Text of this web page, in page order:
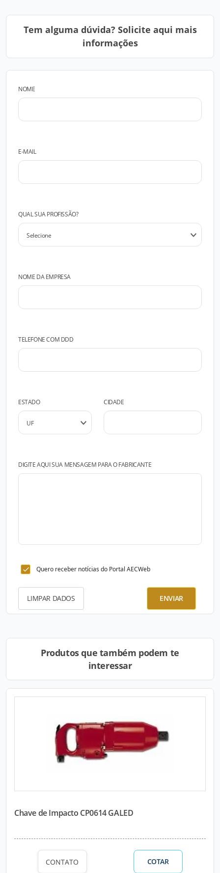
Tem alguma dúvida? Solicite aqui mais
informações
NOME
E-MAIL
QUAL SUA PROFISSÃO?
NOME DA EMPRESA
TELEFONE COM DDD
ESTADO CIDADE
DIGITE AQUI SUA MENSAGEM PARA O FABRICANTE
Quero receber notícias do Portal AECWeb
LIMPAR DADOS ENVIAR
Produtos que também podem te
interessar
Chave de Impacto CP0614 GALED
CONTATO COTAR